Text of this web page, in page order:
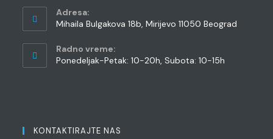
Adresa:
Mihaila Bulgakova 18b, Mirijevo 11050 Beograd
Radno vreme:
Ponedeljak-Petak: 10-20h, Subota: 10-15h
KONTAKTIRAJTE NAS